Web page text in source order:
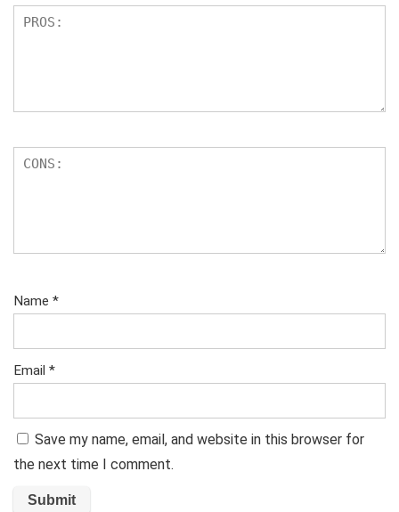
Name *
Email *
Save my name, email, and website in this browser for
the next time I comment.